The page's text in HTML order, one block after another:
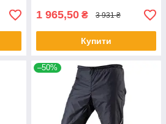
1 965,50 ₴ 3 931 ₴
Купити
–50%